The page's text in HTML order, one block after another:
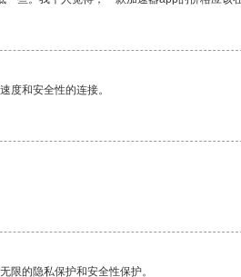
度和安全性的连接。
限的隐私保护和安全性保护。